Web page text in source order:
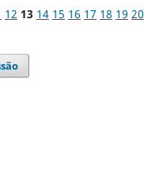
12 13 14 15 16 17 18 19 20